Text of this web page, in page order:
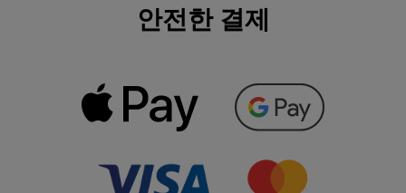
안전한 결제